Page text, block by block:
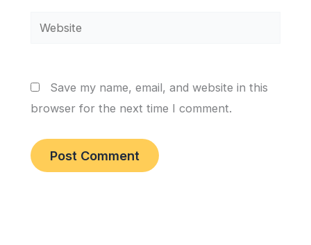
Website
Save my name, email, and website in this
browser for the next time I comment.